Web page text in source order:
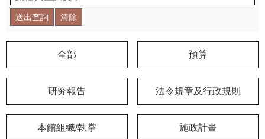
參
觀
展
學
探
全部 預算
研究報告 法令規章及行政規則
本館組織/執掌 施政計畫